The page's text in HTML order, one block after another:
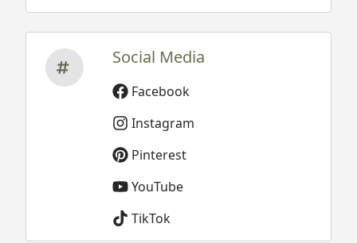
Social Media
Facebook
Instagram
Pinterest
YouTube
TikTok